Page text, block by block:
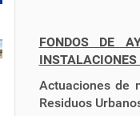
FONDOS DE
INSTALACIONES
Actuaciones de
Residuos